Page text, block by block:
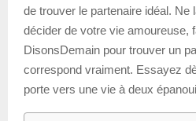
de trouver le partenaire idéal. Ne
décider de votre vie amoureuse,
DisonsDemain pour trouver un
correspond vraiment. Essayez
porte vers une vie à deux